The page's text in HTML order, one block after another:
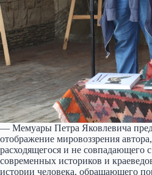
— Мемуары Петра Яковлевича
отображение мировоззрения
расходящегося и не совпадающего
современных историков и
истории человека, обращающего